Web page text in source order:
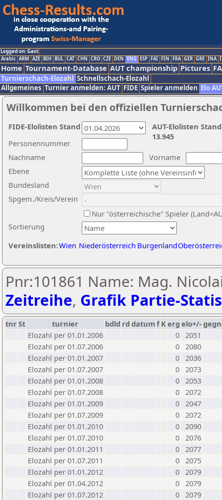
Logged on: Gast
Arabic ARM AZE BIH BUL CAT CHN CRO CZE DEN ENG ESP FAI FIN FRA GER GRE INA
Home Tournament-Database AUT championship Pictures
Turnierschach-Elozahl Schnellschach-Elozahl
Allgemeines Turnier anmelden: AUT FIDE Spieler anmelden Elo
Willkommen bei den offiziellen
Nachname
Vorname
Ebene
Sortierung
Personennummer
Bundesland
Spgem./Kreis/Verein
Nur "österreichische" Spieler
Vereinslisten:Wien Niederösterreich Burgenland
AUT-Elolisten
13.945
FIDE-Elolisten Stand
Pnr:101861 Name: Mag.
Zeitreihe, Grafik Partie-
tnrSt turnier bdld rd datumf Kerg elo+/-
Elozahl per 01.01.2006
0 2051
Elozahl per 01.07.2006
0 2080
Elozahl per 01.01.2007
0 2036
Elozahl per 01.07.2007
0 2073
Elozahl per 01.01.2008
0 2053
Elozahl per 01.07.2008
0 2072
Elozahl per 01.01.2009
0 2047
Elozahl per 01.07.2009
0 2072
Elozahl per 01.01.2010
0 2090
Elozahl per 01.07.2010
0 2076
Elozahl per 01.01.2011
0 2077
Elozahl per 01.07.2011
0 2075
Elozahl per 01.01.2012
0 2079
Elozahl per 01.04.2012
0 2079
Elozahl per 01.07.2012
0 2079